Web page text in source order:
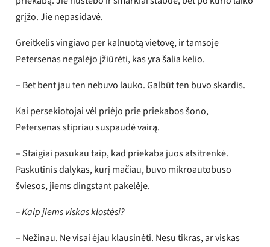
grįžo. Jie nepasidavė.
Greitkelis vingiavo per kalnuotą vietovę, ir tamsoje
Petersenas negalėjo įžiūrėti, kas yra šalia kelio.
– Bet bent jau ten nebuvo lauko. Galbūt ten buvo skardis.
Kai persekiotojai vėl priėjo prie priekabos šono,
Petersenas stipriau suspaudė vairą.
– Staigiai pasukau taip, kad priekaba juos atsitrenkė.
Paskutinis dalykas, kurį mačiau, buvo mikroautobuso
šviesos, jiems dingstant pakelėje.
– Kaip jiems viskas klostėsi?
– Nežinau. Ne visai ėjau klausinėti. Nesu tikras, ar viskas